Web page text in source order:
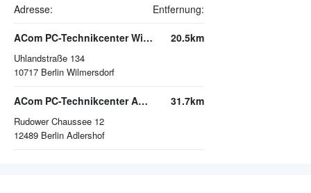
Adresse: Entfernung:
ACom PC-Technikcenter Wilmersdorf
Uhlandstraße 134
10717 Berlin Wilmersdorf
20.5km
ACom PC-Technikcenter Adlershof
Rudower Chaussee 12
12489 Berlin Adlershof
31.7km